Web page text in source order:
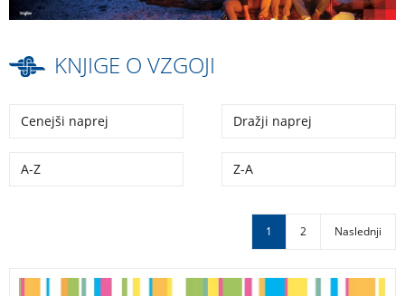
KNJIGE O VZGOJI
Cenejši naprej Dražji naprej
A-Z Z-A
1 2 Naslednji